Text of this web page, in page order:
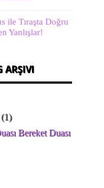
ile Tıraşta Doğru
Yanlışlar!
ARŞIVI
(1)
Bereket Duası